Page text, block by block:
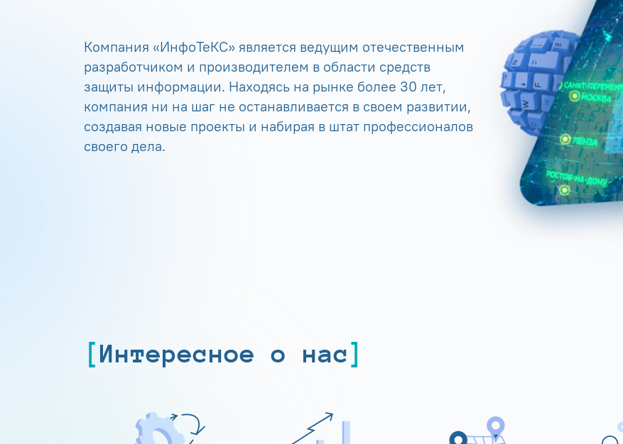
Компания «ИнфоТеКС» является ведущим отечественным
разработчиком и производителем в области средств
защиты информации. Находясь на рынке более 30 лет,
компания ни на шаг не останавливается в своем развитии,
создавая новые проекты и набирая в штат профессионалов
своего дела.
Интересное о нас